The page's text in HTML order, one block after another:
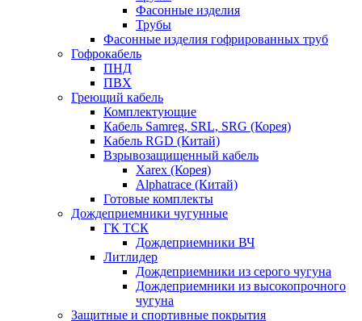
Фасонные изделия
Трубы
Фасонные изделия гофрированных труб
Гофрокабель
ПНД
ПВХ
Греющий кабель
Комплектующие
Кабель Samreg, SRL, SRG (Корея)
Кабель RGD (Китай)
Взрывозащищенный кабель
Xarex (Корея)
Alphatrace (Китай)
Готовые комплекты
Дождеприемники чугунные
ГК ТСК
Дождеприемники ВЧ
Литлидер
Дождеприемники из серого чугуна
Дождеприемники из высокопрочного
чугуна
Защитные и спортивные покрытия